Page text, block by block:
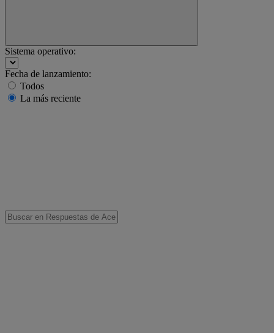
Sistema operativo:
Fecha de lanzamiento:
Todos
La más reciente